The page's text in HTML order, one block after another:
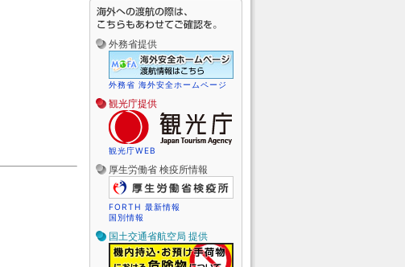
外務省提供
外務省 海外安全ホームページ
観光庁提供
観光庁WEB
厚生労働省 検疫所情報
FORTH 最新情報
国別情報
国土交通省航空局 提供